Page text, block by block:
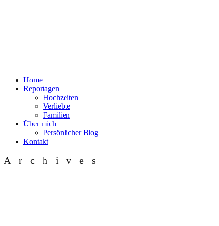
Home
Reportagen
Hochzeiten
Verliebte
Familien
Über mich
Persönlicher Blog
Kontakt
Archives